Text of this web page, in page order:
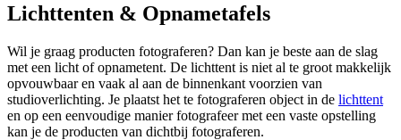
Lichttenten & Opnametafels
Wil je graag producten fotograferen? Dan kan je beste aan de slag
met een licht of opnametent. De lichttent is niet al te groot makkelijk
opvouwbaar en vaak al aan de binnenkant voorzien van
studioverlichting. Je plaatst het te fotograferen object in de lichttent
en op een eenvoudige manier fotografeer met een vaste opstelling
kan je de producten van dichtbij fotograferen.